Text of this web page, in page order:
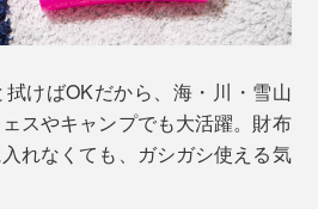
けばOKだから、海・川・雪山
スやキャンプでも大活躍。財布
れなくても、ガシガシ使える気